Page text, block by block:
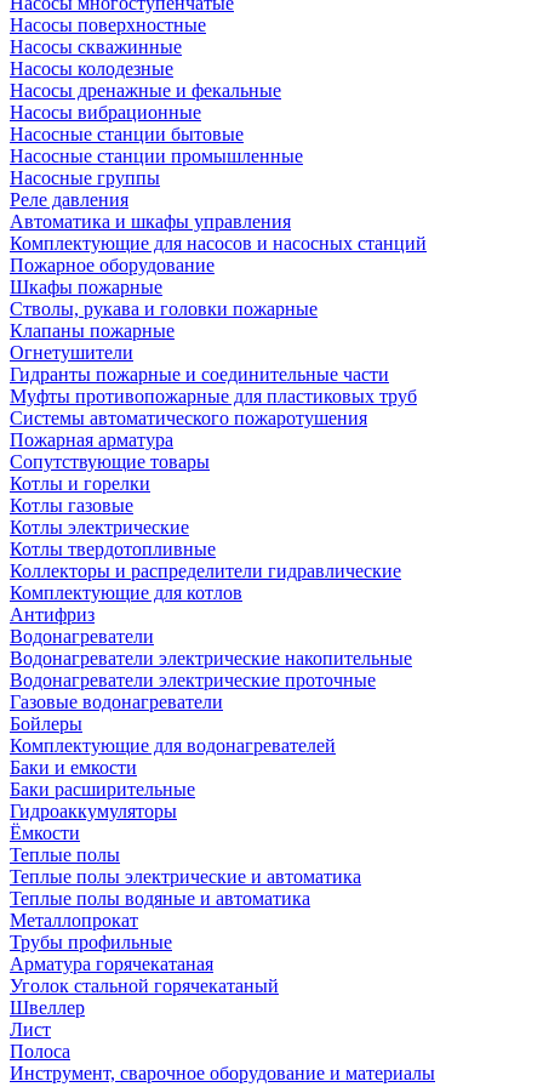
Насосы поверхностные
Насосы скважинные
Насосы колодезные
Насосы дренажные и фекальные
Насосы вибрационные
Насосные станции бытовые
Насосные станции промышленные
Насосные группы
Реле давления
Автоматика и шкафы управления
Комплектующие для насосов и насосных станций
Пожарное оборудование
Шкафы пожарные
Стволы, рукава и головки пожарные
Клапаны пожарные
Огнетушители
Гидранты пожарные и соединительные части
Муфты противопожарные для пластиковых труб
Системы автоматического пожаротушения
Пожарная арматура
Сопутствующие товары
Котлы и горелки
Котлы газовые
Котлы электрические
Котлы твердотопливные
Коллекторы и распределители гидравлические
Комплектующие для котлов
Антифриз
Водонагреватели
Водонагреватели электрические накопительные
Водонагреватели электрические проточные
Газовые водонагреватели
Бойлеры
Комплектующие для водонагревателей
Баки и емкости
Баки расширительные
Гидроаккумуляторы
Ёмкости
Теплые полы
Теплые полы электрические и автоматика
Теплые полы водяные и автоматика
Металлопрокат
Трубы профильные
Арматура горячекатаная
Уголок стальной горячекатаный
Швеллер
Лист
Полоса
Инструмент, сварочное оборудование и материалы